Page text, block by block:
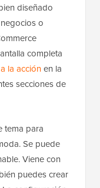
diseñado
o
completa
la acciónen la
secciones de
tema para
Se puede
Viene con
puedes crear